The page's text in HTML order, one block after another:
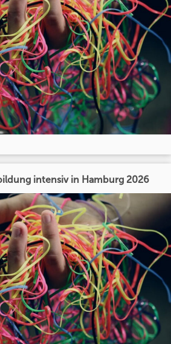
intensiv in Hamburg 2026